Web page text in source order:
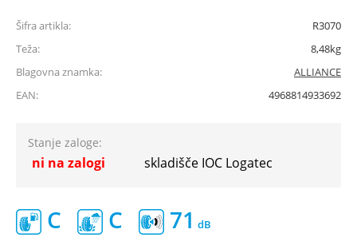
Šifra artikla:
R3070
Teža:
8,48kg
Blagovna znamka:
ALLIANCE
EAN:
4968814933692
Stanje zaloge:
ni na zalogi skladišče IOC Logatec
C C 71